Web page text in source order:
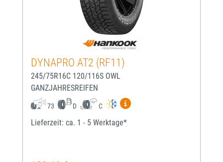
DYNAPRO AT2 (RF11)
245/75R16C 120/116S OWL
GANZJAHRESREIFEN
73 D C
Mehr Informationen zum
Lieferzeit: ca. 1 - 5 Werktage*